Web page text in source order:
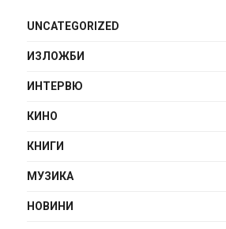
UNCATEGORIZED
ИЗЛОЖБИ
ИНТЕРВЮ
КИНО
КНИГИ
МУЗИКА
НОВИНИ